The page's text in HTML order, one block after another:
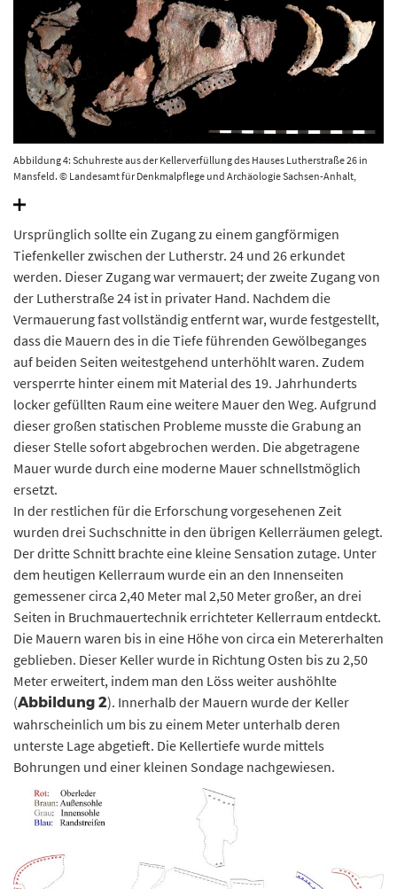
Abbildung 4: Schuhreste aus der Kellerverfüllung des Hauses Lutherstraße 26 in
Mansfeld. © Landesamt für Denkmalpflege und Archäologie Sachsen-Anhalt,
Ursprünglich sollte ein Zugang zu einem gangförmigen
Tiefenkeller zwischen der Lutherstr. 24 und 26 erkundet
werden. Dieser Zugang war vermauert; der zweite Zugang von
der Lutherstraße 24 ist in privater Hand. Nachdem die
Vermauerung fast vollständig entfernt war, wurde festgestellt,
dass die Mauern des in die Tiefe führenden Gewölbeganges
auf beiden Seiten weitestgehend unterhöhlt waren. Zudem
versperrte hinter einem mit Material des 19. Jahrhunderts
locker gefüllten Raum eine weitere Mauer den Weg. Aufgrund
dieser großen statischen Probleme musste die Grabung an
dieser Stelle sofort abgebrochen werden. Die abgetragene
Mauer wurde durch eine moderne Mauer schnellstmöglich
ersetzt.
In der restlichen für die Erforschung vorgesehenen Zeit
wurden drei Suchschnitte in den übrigen Kellerräumen gelegt.
Der dritte Schnitt brachte eine kleine Sensation zutage. Unter
dem heutigen Kellerraum wurde ein an den Innenseiten
gemessener circa 2,40 Meter mal 2,50 Meter großer, an drei
Seiten in Bruchmauertechnik errichteter Kellerraum entdeckt.
Die Mauern waren bis in eine Höhe von circa ein Metererhalten
geblieben. Dieser Keller wurde in Richtung Osten bis zu 2,50
Meter erweitert, indem man den Löss weiter aushöhlte
(Abbildung 2). Innerhalb der Mauern wurde der Keller
wahrscheinlich um bis zu einem Meter unterhalb deren
unterste Lage abgetieft. Die Kellertiefe wurde mittels
Bohrungen und einer kleinen Sondage nachgewiesen.